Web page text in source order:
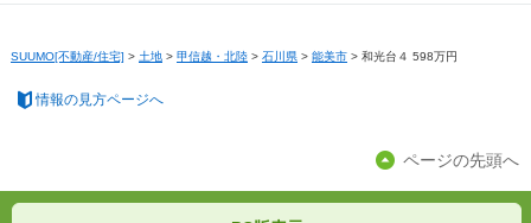
SUUMO[不動産/住宅] > 土地 > 甲信越・北陸 > 石川県 > 能美市 > 和光台４ 598万円
情報の見方ページへ
ページの先頭へ